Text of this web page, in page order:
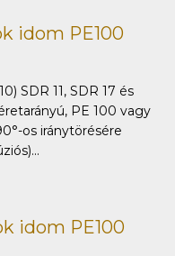
idom PE100
SDR 11, SDR 17 és
PE 100 vagy
os iránytörésére
idom PE100